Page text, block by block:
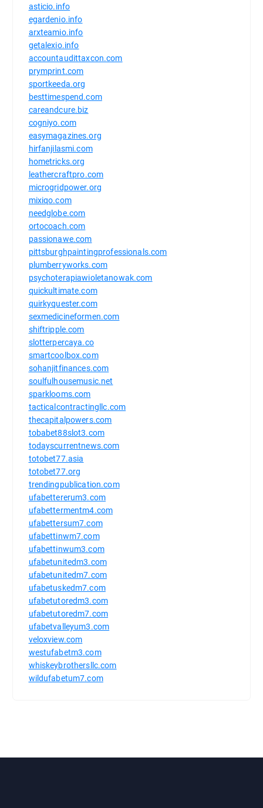
asticio.info
egardenio.info
arxteamio.info
getalexio.info
accountaudittaxcon.com
prymprint.com
sportkeeda.org
besttimespend.com
careandcure.biz
cogniyo.com
easymagazines.org
hirfanjilasmi.com
hometricks.org
leathercraftpro.com
microgridpower.org
mixiqo.com
needglobe.com
ortocoach.com
passionawe.com
pittsburghpaintingprofessionals.com
plumberryworks.com
psychoterapiawioletanowak.com
quickultimate.com
quirkyquester.com
sexmedicineformen.com
shiftripple.com
slotterpercaya.co
smartcoolbox.com
sohanjitfinances.com
soulfulhousemusic.net
sparklooms.com
tacticalcontractingllc.com
thecapitalpowers.com
tobabet88slot3.com
todayscurrentnews.com
totobet77.asia
totobet77.org
trendingpublication.com
ufabettererum3.com
ufabettermentm4.com
ufabettersum7.com
ufabettinwm7.com
ufabettinwum3.com
ufabetunitedm3.com
ufabetunitedm7.com
ufabetuskedm7.com
ufabetutoredm3.com
ufabetutoredm7.com
ufabetvalleyum3.com
veloxview.com
westufabetm3.com
whiskeybrothersllc.com
wildufabetum7.com